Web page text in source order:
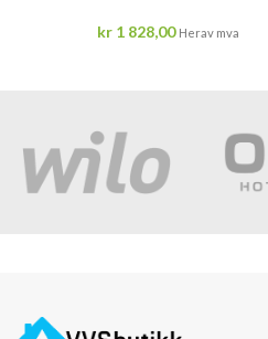
kr 1 828,00 Herav mva